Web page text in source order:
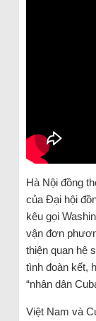
Hà Nội đồng
của Đại hội
kêu gọi
vận đơn
thiện quan hệ
tình đoàn kết,
“nhân dân
Việt Nam và